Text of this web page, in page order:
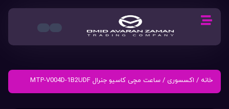
خانه / اکسسوری / ساعت مچی کاسیو جنرال MTP-V004D-1B2UDF